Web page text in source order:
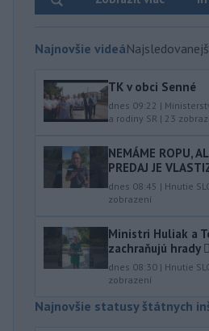
Najnovšie videá
TK v obci Senné
dnes 09:22 |
a rodiny SR | 23
NEMÁME ROPU,
PREDAJ JE
dnes 08:45 | Hnutie
zobrazení
Ministri Huliak a
zachraňujú hrady
dnes 08:30 | Hnutie
zobrazení
Najnovšie statusy štátnych